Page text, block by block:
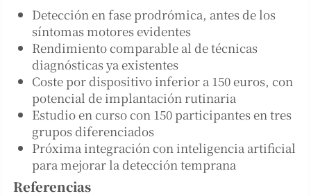
Detección en fase prodrómica, antes de los
síntomas motores evidentes
Rendimiento comparable al de técnicas
diagnósticas ya existentes
Coste por dispositivo inferior a 150 euros, con
potencial de implantación rutinaria
Estudio en curso con 150 participantes en tres
grupos diferenciados
Próxima integración con inteligencia artificial
para mejorar la detección temprana
Referencias